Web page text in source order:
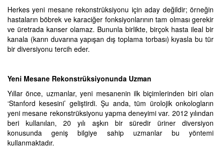
Herkes yeni mesane rekonstrüksiyonu için aday değildir; örneğin
hastaların böbrek ve karaciğer fonksiyonlarının tam olması gerekir
ve üretrada kanser olamaz. Bununla birlikte, birçok hasta ileal bir
kanala (karın duvarına yapışan dış toplama torbası) kıyasla bu tür
bir diversiyonu tercih eder.
Yeni Mesane Rekonstrüksiyonunda Uzman
Yıllar önce, uzmanlar, yeni mesanenin ilk biçimlerinden biri olan
‘Stanford kesesini’ geliştirdi. Şu anda, tüm ürolojik onkologların
yeni mesane rekonstrüksiyonu yapma deneyimi var. 2012 yılından
beri kullanılan, 20 yılı aşkın bir süredir üriner diversiyon
konusunda geniş bilgiye sahip uzmanlar bu yöntemi
kullanmaktadır.